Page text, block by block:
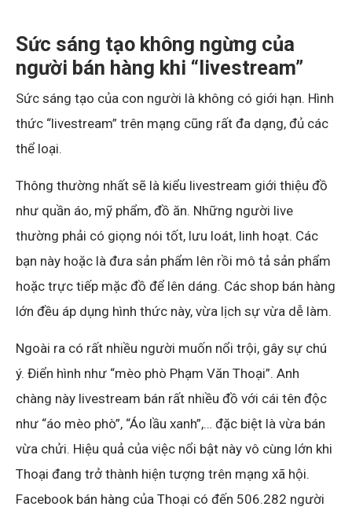
Sức sáng tạo không ngừng của
người bán hàng khi “livestream”
Sức sáng tạo của con người là không có giới hạn. Hình
thức “livestream” trên mạng cũng rất đa dạng, đủ các
thể loại.
Thông thường nhất sẽ là kiểu livestream giới thiệu đồ
như quần áo, mỹ phẩm, đồ ăn. Những người live
thường phải có giọng nói tốt, lưu loát, linh hoạt. Các
bạn này hoặc là đưa sản phẩm lên rồi mô tả sản phẩm
hoặc trực tiếp mặc đồ để lên dáng. Các shop bán hàng
lớn đều áp dụng hình thức này, vừa lịch sự vừa dễ làm.
Ngoài ra có rất nhiều người muốn nổi trội, gây sự chú
ý. Điển hình như “mèo phò Phạm Văn Thoại”. Anh
chàng này livestream bán rất nhiều đồ với cái tên độc
như “áo mèo phò”, “Áo lầu xanh”,… đặc biệt là vừa bán
vừa chửi. Hiệu quả của việc nổi bật này vô cùng lớn khi
Thoại đang trở thành hiện tượng trên mạng xã hội.
Facebook bán hàng của Thoại có đến 506.282 người